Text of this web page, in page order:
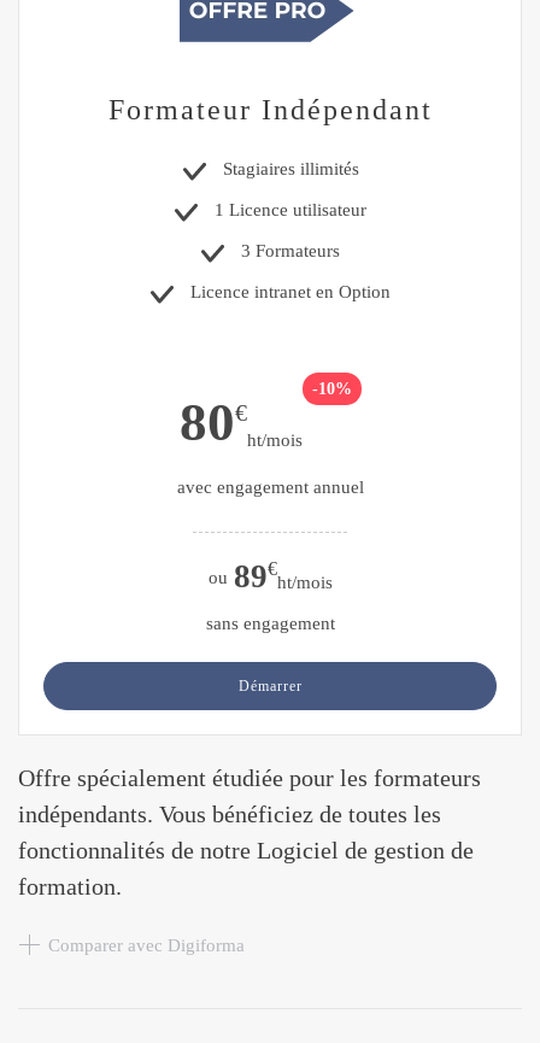
Formateur Indépendant
Stagiaires illimités
1 Licence utilisateur
3 Formateurs
Licence intranet en Option
80€
ht/mois
-10%
avec engagement annuel
ou 89€
ht/mois
sans engagement
Démarrer
Offre spécialement étudiée pour les formateurs
indépendants. Vous bénéficiez de toutes les
fonctionnalités de notre Logiciel de gestion de
formation.
Comparer avec Digiforma